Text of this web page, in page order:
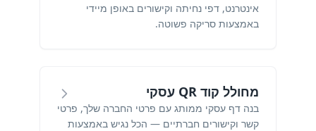
אינטרנט, דפי נחיתה וקישורים באופן מיידי
באמצעות סריקה פשוטה.
מחולל קוד QR עסקי
בנה דף עסקי ממותג עם פרטי החברה שלך, פרטי
קשר וקישורים חברתיים — הכל נגיש באמצעות